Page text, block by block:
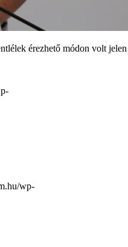
érezhető módon volt jelen
wp-